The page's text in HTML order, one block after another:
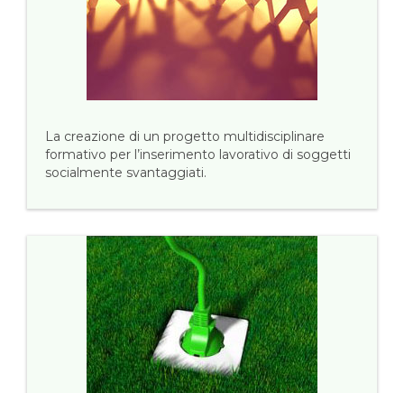
La creazione di un progetto multidisciplinare
formativo per l’inserimento lavorativo di soggetti
socialmente svantaggiati.